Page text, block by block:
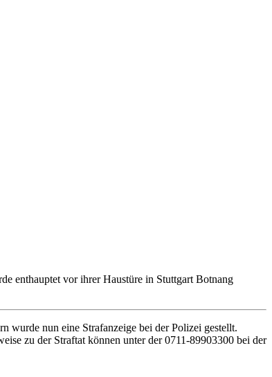
enthauptet vor ihrer Haustüre in Stuttgart Botnang
wurde nun eine Strafanzeige bei der Polizei gestellt.
zu der Straftat können unter der 0711-89903300 bei der